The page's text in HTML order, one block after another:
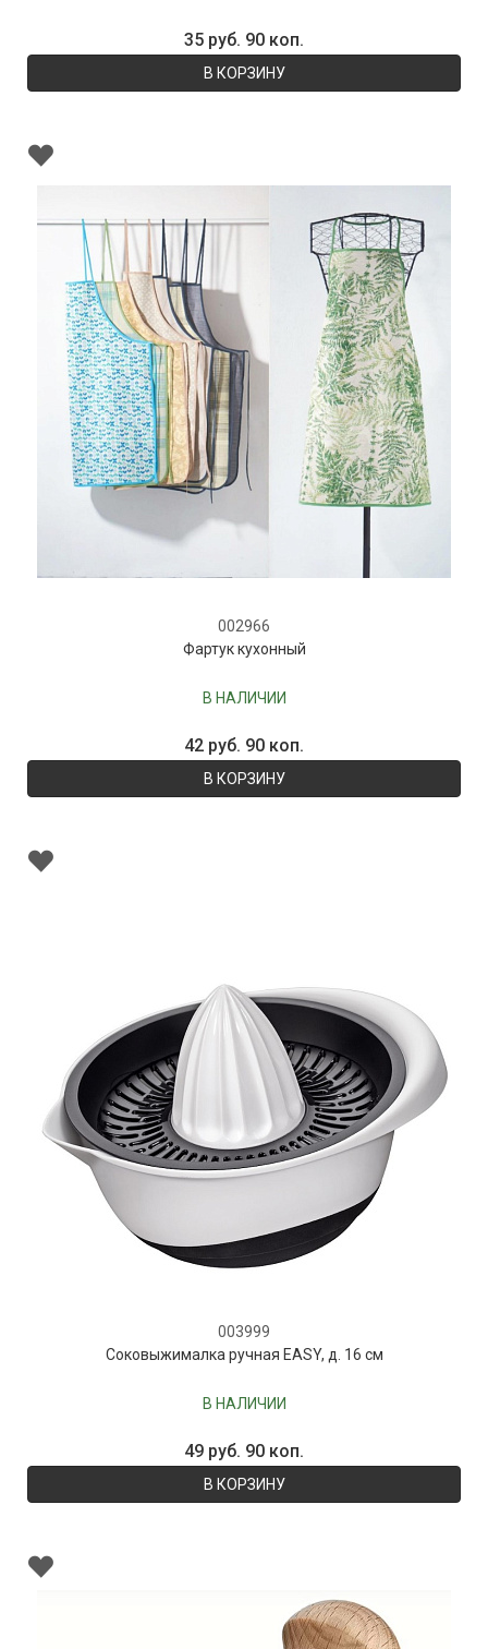
35 руб. 90 коп.
В КОРЗИНУ
002966
Фартук кухонный
В НАЛИЧИИ
42 руб. 90 коп.
В КОРЗИНУ
003999
Соковыжималка ручная EASY, д. 16 см
В НАЛИЧИИ
49 руб. 90 коп.
В КОРЗИНУ